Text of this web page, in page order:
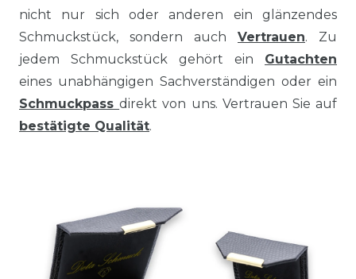
nicht nur sich oder anderen ein glänzendes
Schmuckstück, sondern auch Vertrauen. Zu
jedem Schmuckstück gehört ein Gutachten
eines unabhängigen Sachverständigen oder ein
Schmuckpassdirekt von uns. Vertrauen Sie auf
bestätigte Qualität.